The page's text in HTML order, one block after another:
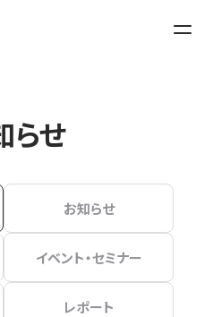
らせ
お知らせ
イベント・セミナー
レポート